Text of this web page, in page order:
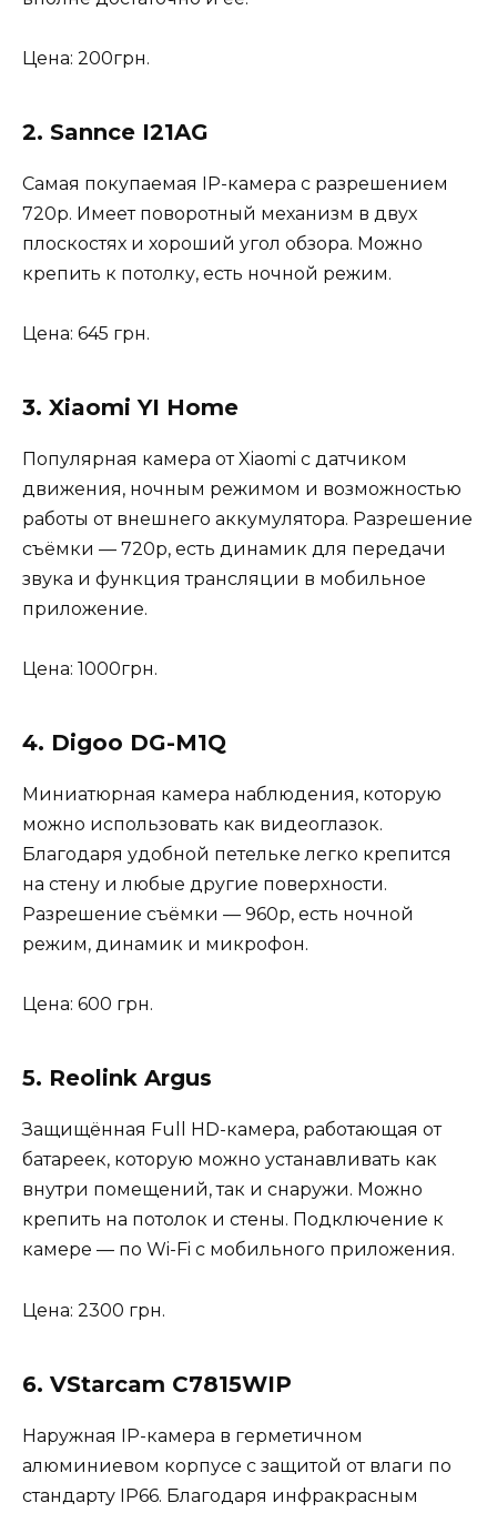
Цена: 200грн.
2. Sannce I21AG
Самая покупаемая IP-камера с разрешением
720p. Имеет поворотный механизм в двух
плоскостях и хороший угол обзора. Можно
крепить к потолку, есть ночной режим.
Цена: 645 грн.
3. Xiaomi YI Home
Популярная камера от Xiaomi с датчиком
движения, ночным режимом и возможностью
работы от внешнего аккумулятора. Разрешение
съёмки — 720p, есть динамик для передачи
звука и функция трансляции в мобильное
приложение.
Цена: 1000грн.
4. Digoo DG-M1Q
Миниатюрная камера наблюдения, которую
можно использовать как видеоглазок.
Благодаря удобной петельке легко крепится
на стену и любые другие поверхности.
Разрешение съёмки — 960p, есть ночной
режим, динамик и микрофон.
Цена: 600 грн.
5. Reolink Argus
Защищённая Full HD-камера, работающая от
батареек, которую можно устанавливать как
внутри помещений, так и снаружи. Можно
крепить на потолок и стены. Подключение к
камере — по Wi-Fi с мобильного приложения.
Цена: 2300 грн.
6. VStarcam C7815WIP
Наружная IP-камера в герметичном
алюминиевом корпусе с защитой от влаги по
стандарту IP66. Благодаря инфракрасным